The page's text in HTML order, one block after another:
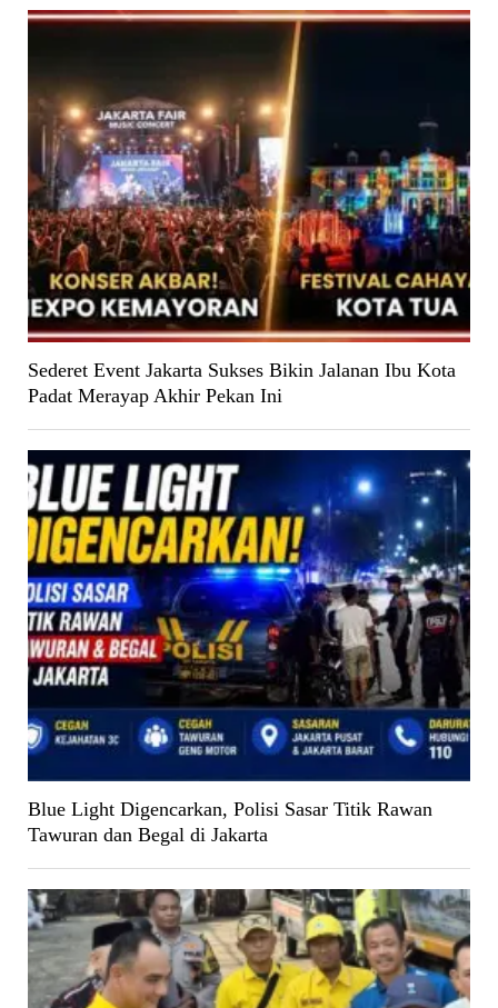
Sederet Event Jakarta Sukses Bikin Jalanan Ibu Kota
Padat Merayap Akhir Pekan Ini
Blue Light Digencarkan, Polisi Sasar Titik Rawan
Tawuran dan Begal di Jakarta